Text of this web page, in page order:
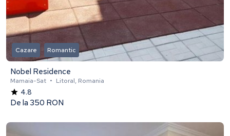
Cazare Romantic
Nobel Residence
Mamaia-Sat • Litoral, Romania
4.8
De la 350 RON